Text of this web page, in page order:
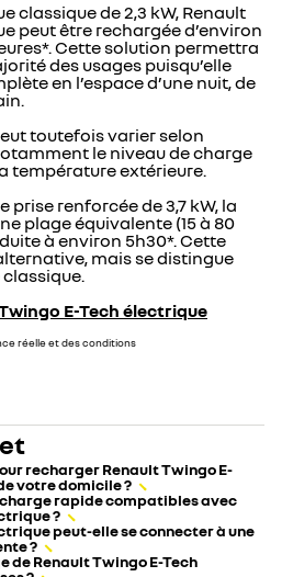
classique de 2,3 kW, Renault
peut être rechargée d’environ
Cette solution permettra
des usages puisqu’elle
en l’espace d’une nuit, de
toutefois varier selon
le niveau de charge
température extérieure.
renforcée de 3,7 kW, la
plage équivalente (15 à 80
à environ 5h30*. Cette
mais se distingue
E-Tech électrique
réelle et des conditions
recharger Renault Twingo E-
votre domicile ?
rapide compatibles avec
?
peut-elle se connecter à une
?
de Renault Twingo E-Tech